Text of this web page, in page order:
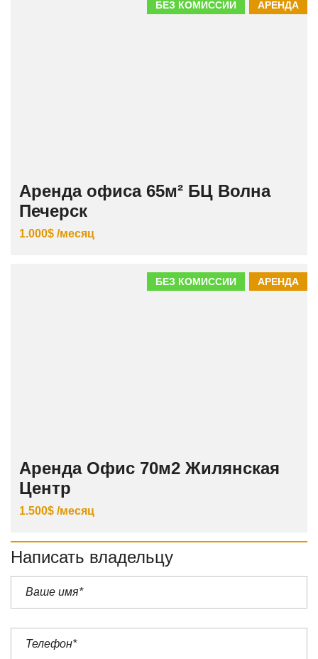
АРЕНДА
БЕЗ КОМИССИИ
Аренда офиса 65м² БЦ Волна
Печерск
1.000$ /месяц
АРЕНДА
БЕЗ КОМИССИИ
Аренда Офис 70м2 Жилянская
Центр
1.500$ /месяц
Написать владельцу